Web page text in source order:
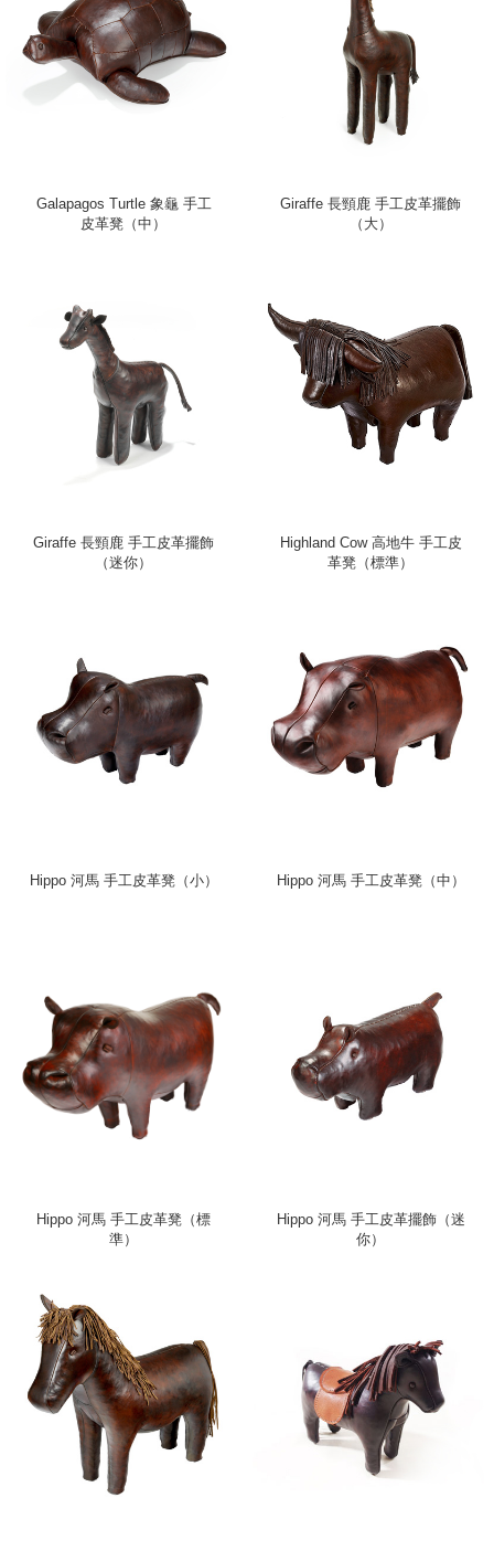
Galapagos Turtle 象龜 手工
皮革凳（中）
Giraffe 長頸鹿 手工皮革擺飾
（大）
Giraffe 長頸鹿 手工皮革擺飾
（迷你）
Highland Cow 高地牛 手工皮
革凳（標準）
Hippo 河馬 手工皮革凳（小） Hippo 河馬 手工皮革凳（中）
Hippo 河馬 手工皮革凳（標
準）
Hippo 河馬 手工皮革擺飾（迷
你）